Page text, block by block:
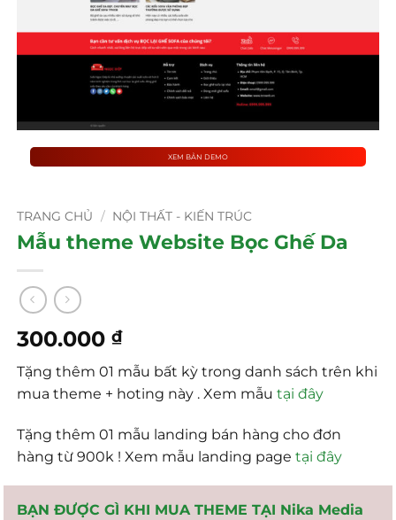
XEM BẢN DEMO
TRANG CHỦ / NỘI THẤT - KIẾN TRÚC
Mẫu theme Website Bọc Ghế Da
300.000₫
Tặng thêm 01 mẫu bất kỳ trong danh sách trên khi
mua theme + hoting này . Xem mẫutại đây
Tặng thêm 01 mẫu landing bán hàng cho đơn
hàng từ 900k ! Xem mẫu landing pagetại đây
BẠN ĐƯỢC GÌ KHI MUA THEME TẠI Nika Media